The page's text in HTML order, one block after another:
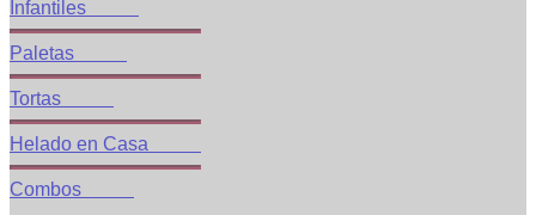
Infantiles
Paletas
Tortas
Helado en Casa
Combos